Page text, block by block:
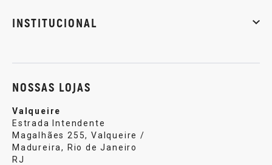
INSTITUCIONAL
NOSSAS LOJAS
Valqueire
Estrada Intendente
Magalhães 255, Valqueire /
Madureira, Rio de Janeiro
RJ